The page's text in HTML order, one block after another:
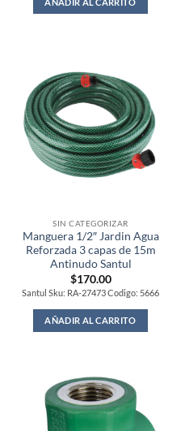
AÑADIR AL CARRITO
SIN CATEGORIZAR
Manguera 1/2″ Jardin Agua
Reforzada 3 capas de 15m
Antinudo Santul
$170.00
Santul Sku: RA-27473 Codigo: 5666
AÑADIR AL CARRITO